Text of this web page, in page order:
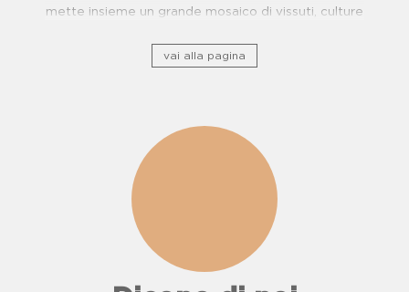
mette insieme un grande mosaico di vissuti, culture
vai alla pagina